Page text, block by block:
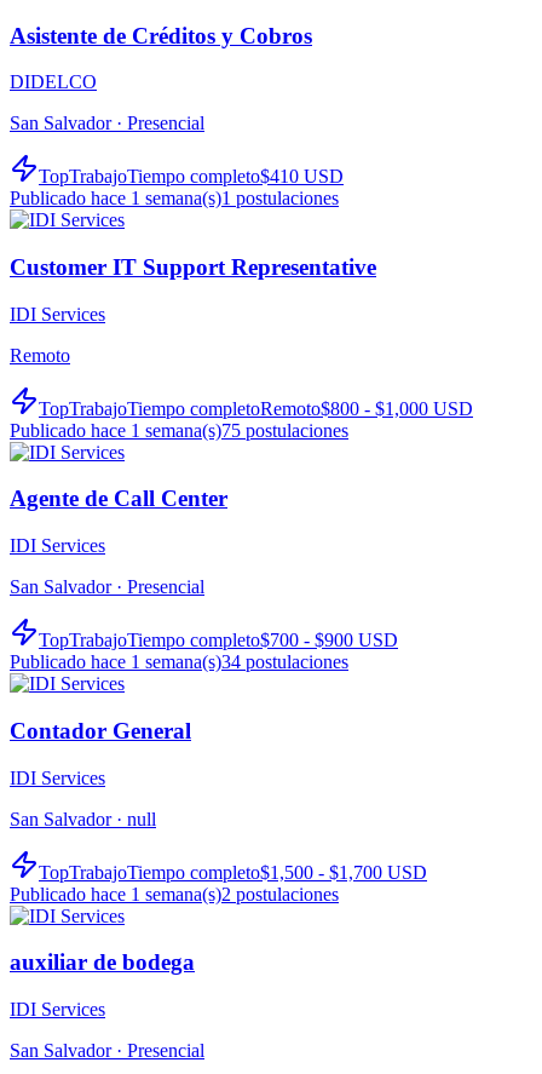
Asistente de Créditos y Cobros
DIDELCO
San Salvador · Presencial
TopTrabajoTiempo completo$410 USD
Publicado hace 1 semana(s)1 postulaciones
Customer IT Support Representative
IDI Services
Remoto
TopTrabajoTiempo completoRemoto$800 - $1,000 USD
Publicado hace 1 semana(s)75 postulaciones
Agente de Call Center
IDI Services
San Salvador · Presencial
TopTrabajoTiempo completo$700 - $900 USD
Publicado hace 1 semana(s)34 postulaciones
Contador General
IDI Services
San Salvador · null
TopTrabajoTiempo completo$1,500 - $1,700 USD
Publicado hace 1 semana(s)2 postulaciones
auxiliar de bodega
IDI Services
San Salvador · Presencial